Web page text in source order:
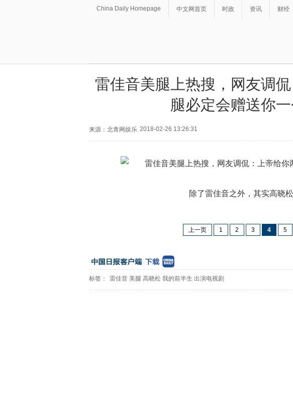
China Daily Homepage 中文网首页 时政 资讯 财经
雷佳音美腿上热搜，网友调
腿必定会赠送你
来源：北青网娱乐 2018-02-26 13:26:31
除了雷佳音之外，其实高晓松
上一页 1 2 3 4 5
标签： 雷佳音 美腿 高晓松 我的前半生 出演电视剧